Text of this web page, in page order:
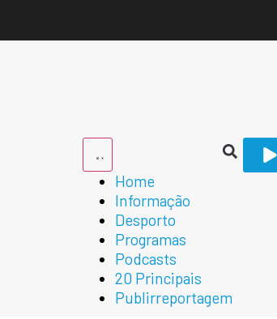
Home
Informação
Desporto
Programas
Podcasts
20 Principais
Publirreportagem